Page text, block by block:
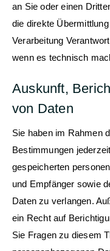
an Sie oder einen
die direkte
Verarbeitung
wenn es technisch
Auskunft,
von Daten
Sie haben im Rahmen
Bestimmungen
gespeicherten
und Empfänger sowie
Daten zu verlangen.
ein Recht auf
Sie Fragen zu diesem